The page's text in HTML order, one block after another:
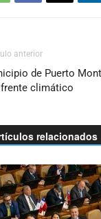
anterior
de Puerto
climático
relacionados